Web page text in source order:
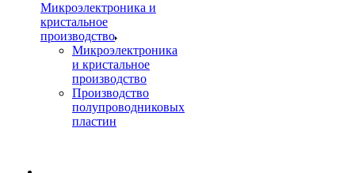
Микроэлектроника и
кристальное
производство
Микроэлектроника
и кристальное
производство
Производство
полупроводниковых
пластин